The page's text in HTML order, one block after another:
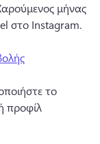
μήνας
το
προφίλ